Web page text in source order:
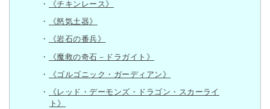
《チキンレース》
《怒気土器》
《岩石の番兵》
《魔救の奇石－ドラガイト》
《ゴルゴニック・ガーディアン》
《レッド・デーモンズ・ドラゴン・スカーライ
ト》